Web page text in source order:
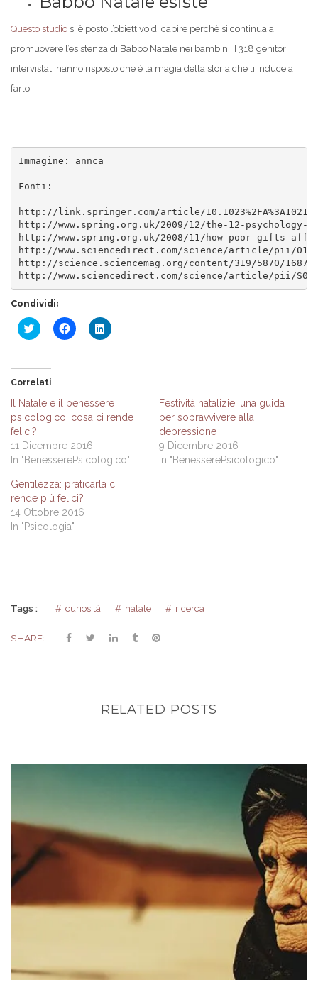
Questo studio si è posto l’obiettivo di capire perchè si continua a
promuovere l’esistenza di Babbo Natale nei bambini. I 318 genitori
intervistati hanno risposto che è la magia della storia che li induce a
farlo.
Immagine: annca
Fonti:
http://link.springer.com/article/
http://www.spring.org.uk/2009/12/the-12-psychology-
http://www.spring.org.uk/2008/11/how-poor-gifts-
http://www.sciencedirect.com/science/article/pii/
http://science.sciencemag.org/content/319/5870/1687
http://www.sciencedirect.com/science/article/pii/
Condividi:
Fai
clic
su
Twitter
apre
in
una
nuova
Fai
clic
in
una
nuova
Fai
clic
apre
in
una
Correlati
Il Natale e il benessere
psicologico: cosa ci rende
felici?
11 Dicembre 2016
In "BenesserePsicologico"
Festività natalizie: una guida
per sopravvivere alla
depressione
9 Dicembre 2016
In "BenesserePsicologico"
Gentilezza: praticarla ci
rende più felici?
14 Ottobre 2016
In "Psicologia"
Tags : curiosità natale ricerca
SHARE:
RELATED POSTS